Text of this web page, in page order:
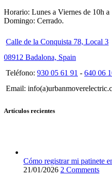
Horario: Lunes a Viernes de 10h
Domingo: Cerrado.
Calle de la Conquista 78, Local 3
08912 Badalona, Spain
Teléfono: 930 05 61 91 - 640 06
Email:
Artículos recientes
Cómo registrar mi patinete
21/01/2026 2 Comments